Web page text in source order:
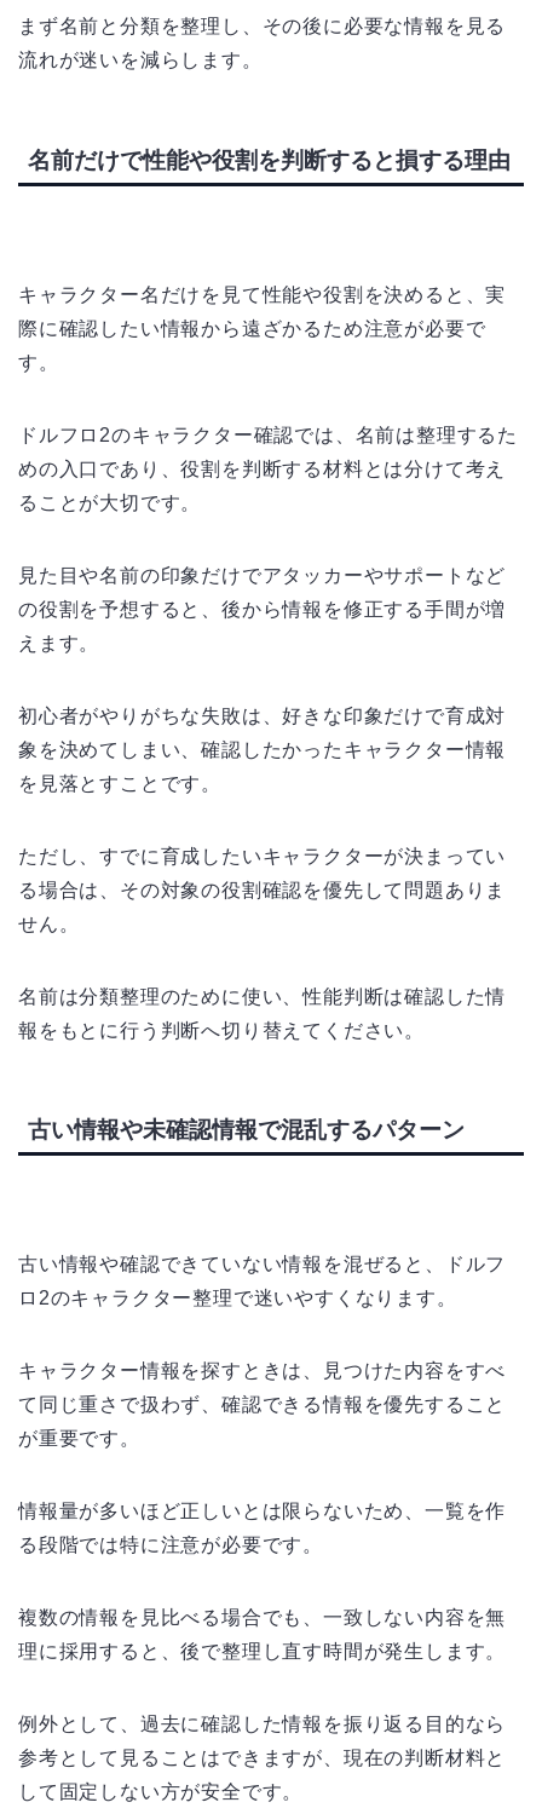
まず名前と分類を整理し、その後に必要な情報を見る
流れが迷いを減らします。
名前だけで性能や役割を判断すると損する理由
キャラクター名だけを見て性能や役割を決めると、実
際に確認したい情報から遠ざかるため注意が必要で
す。
ドルフロ2のキャラクター確認では、名前は整理するた
めの入口であり、役割を判断する材料とは分けて考え
ることが大切です。
見た目や名前の印象だけでアタッカーやサポートなど
の役割を予想すると、後から情報を修正する手間が増
えます。
初心者がやりがちな失敗は、好きな印象だけで育成対
象を決めてしまい、確認したかったキャラクター情報
を見落とすことです。
ただし、すでに育成したいキャラクターが決まってい
る場合は、その対象の役割確認を優先して問題ありま
せん。
名前は分類整理のために使い、性能判断は確認した情
報をもとに行う判断へ切り替えてください。
古い情報や未確認情報で混乱するパターン
古い情報や確認できていない情報を混ぜると、ドルフ
ロ2のキャラクター整理で迷いやすくなります。
キャラクター情報を探すときは、見つけた内容をすべ
て同じ重さで扱わず、確認できる情報を優先すること
が重要です。
情報量が多いほど正しいとは限らないため、一覧を作
る段階では特に注意が必要です。
複数の情報を見比べる場合でも、一致しない内容を無
理に採用すると、後で整理し直す時間が発生します。
例外として、過去に確認した情報を振り返る目的なら
参考として見ることはできますが、現在の判断材料と
して固定しない方が安全です。